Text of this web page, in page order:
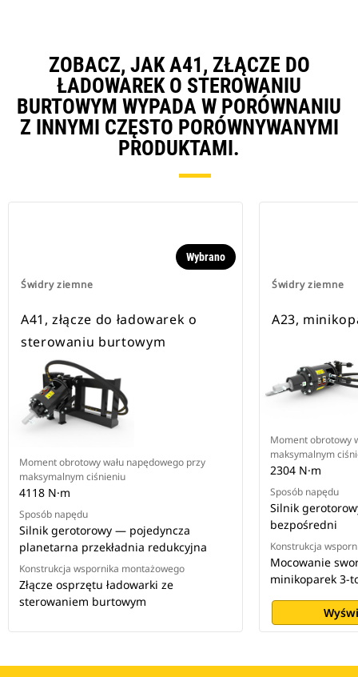
ZOBACZ, JAK A41, ZŁĄCZE DO
ŁADOWAREK O STEROWANIU
BURTOWYM WYPADA W PORÓWNANIU
Z INNYMI CZĘSTO PORÓWNYWANYMI
PRODUKTAMI.
Świdry ziemne
Wybrano
A41, złącze do ładowarek o
sterowaniu burtowym
Moment obrotowy wału napędowego przy
maksymalnym ciśnieniu
4118 N·m
Sposób napędu
Silnik gerotorowy — pojedyncza
planetarna przekładnia redukcyjna
Konstrukcja wspornika montażowego
Złącze osprzętu ładowarki ze
sterowaniem burtowym
Świdry ziemne
A23,
Moment obrotowy
maksymalnym
2304 N·m
Sposób napędu
Silnik
bezpośredni
Konstrukcja
Mocowanie
minikoparek 3-